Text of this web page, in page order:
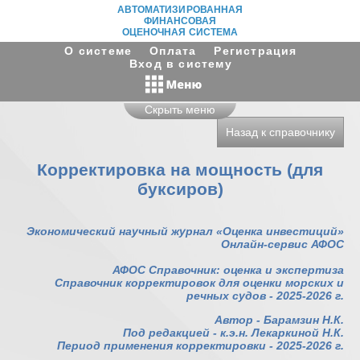
АВТОМАТИЗИРОВАННАЯ
ФИНАНСОВАЯ
ОЦЕНОЧНАЯ СИСТЕМА
О системе Оплата
Регистрация
Вход в систему
Скрыть меню
Назад к справочнику
Корректировка на мощность (для
буксиров)
Экономический научный журнал «Оценка инвестиций»
Онлайн-сервис АФОС
АФОС Справочник: оценка и экспертиза
Справочник корректировок для оценки морских и
речных судов - 2025-2026 г.
Автор - Барамзин Н.К.
Под редакцией - к.э.н. Лекаркиной Н.К.
Период применения корректировки - 2025-2026 г.